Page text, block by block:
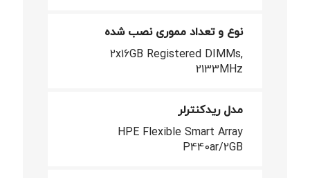
نوع و تعداد مموری نصب شده
2x16GB Registered DIMMs,
2133MHz
مدل ریدکنترلر
HPE Flexible Smart Array
P440ar/2GB